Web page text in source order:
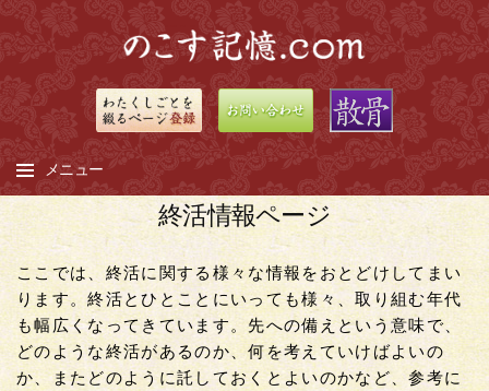
メニュー
コ
ン
テ
ン
ツ
へ
ス
終活情報ページ
ここでは、終活に関する様々な情報をおとどけしてまい
ります。終活とひとことにいっても様々、取り組む年代
も幅広くなってきています。先への備えという意味で、
どのような終活があるのか、何を考えていけばよいの
か、またどのように託しておくとよいのかなど、参考に